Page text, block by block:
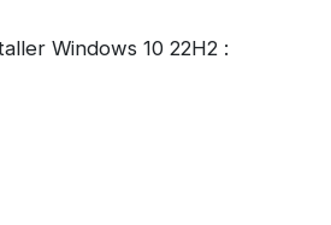
Windows 10 22H2 :